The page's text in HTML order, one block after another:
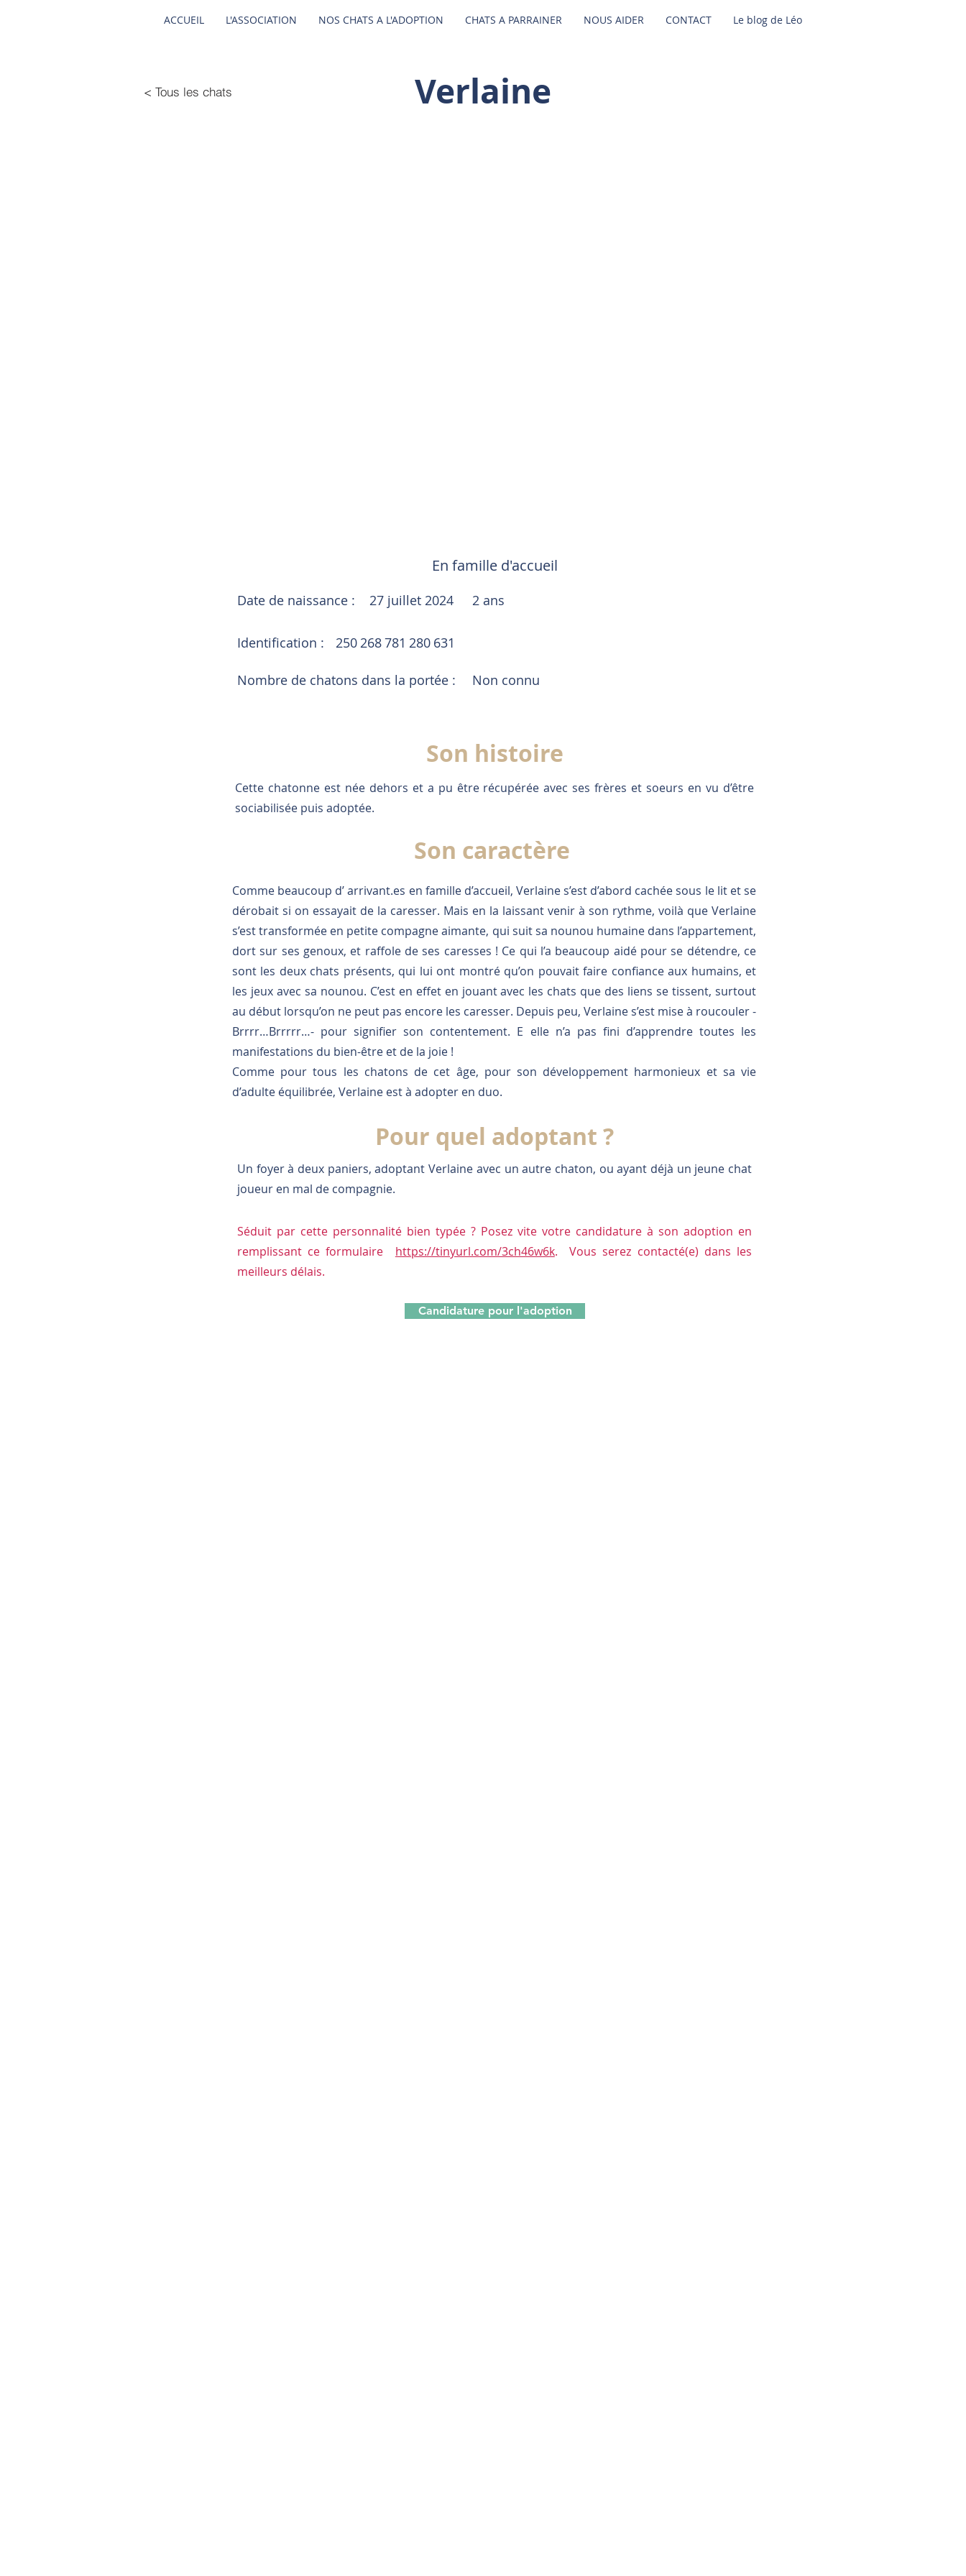
ACCUEIL L'ASSOCIATION NOS CHATS A L'ADOPTION CHATS A PARRAINER NOUS AIDER CONTACT Le blog de Léo
< Tous les chats Verlaine
En famille d'accueil
Date de naissance : 27 juillet 2024 2 ans
Identification : 250 268 781 280 631
Nombre de chatons dans la portée : Non connu
Son histoire
Cette chatonne est née dehors et a pu être récupérée avec ses frères et soeurs en vu d’être
sociabilisée puis adoptée.
Son caractère
Comme beaucoup d’ arrivant.es en famille d’accueil, Verlaine s’est d’abord cachée sous le lit et se
dérobait si on essayait de la caresser. Mais en la laissant venir à son rythme, voilà que Verlaine
s’est transformée en petite compagne aimante, qui suit sa nounou humaine dans l’appartement,
dort sur ses genoux, et raffole de ses caresses ! Ce qui l’a beaucoup aidé pour se détendre, ce
sont les deux chats présents, qui lui ont montré qu’on pouvait faire confiance aux humains, et
les jeux avec sa nounou. C’est en effet en jouant avec les chats que des liens se tissent, surtout
au début lorsqu’on ne peut pas encore les caresser. Depuis peu, Verlaine s’est mise à roucouler -
Brrrr…Brrrrr…- pour signifier son contentement. E elle n’a pas fini d’apprendre toutes les
manifestations du bien-être et de la joie !
Comme pour tous les chatons de cet âge, pour son développement harmonieux et sa vie
d’adulte équilibrée, Verlaine est à adopter en duo.
Pour quel adoptant ?
Un foyer à deux paniers, adoptant Verlaine avec un autre chaton, ou ayant déjà un jeune chat
joueur en mal de compagnie.
Séduit par cette personnalité bien typée ? Posez vite votre candidature à son adoption en
remplissant ce formulaire https://tinyurl.com/3ch46w6k. Vous serez contacté(e) dans les
meilleurs délais.
Candidature pour l'adoption